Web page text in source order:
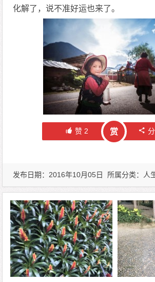
化解了，说不准好运也来了。
赞 2 赏
发布日期：2016年10月05日 所属分类： 人